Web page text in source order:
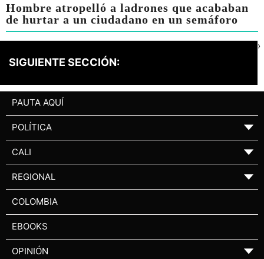
Hombre atropelló a ladrones que acababan
de hurtar a un ciudadano en un semáforo
SIGUIENTE SECCIÓN:
›
PAUTA AQUÍ
POLÍTICA ▼
CALI ▼
REGIONAL ▼
COLOMBIA
EBOOKS
OPINIÓN ▼